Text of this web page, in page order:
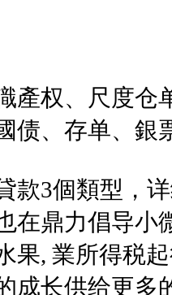
產权、尺度仓
债、存单、銀
款3個類型，
在鼎力倡导小
果, 業所得税
成长供给更多